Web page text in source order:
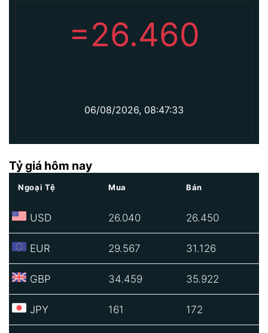
=26.460
06/08/2026, 08:47:33
Tỷ giá hôm nay
Ngoại Tệ Mua Bán
USD 26.040 26.450
EUR 29.567 31.126
GBP 34.459 35.922
JPY 161 172